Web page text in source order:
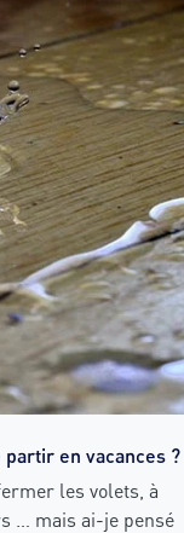
en vacances ?
les volets, à
… mais ai-je pensé